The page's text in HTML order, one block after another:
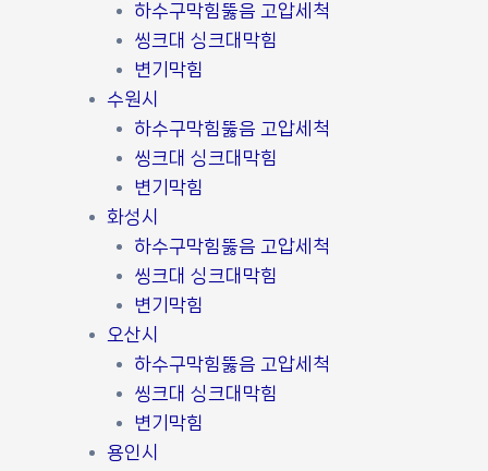
하수구막힘뚫음 고압세척
씽크대 싱크대막힘
변기막힘
수원시
하수구막힘뚫음 고압세척
씽크대 싱크대막힘
변기막힘
화성시
하수구막힘뚫음 고압세척
씽크대 싱크대막힘
변기막힘
오산시
하수구막힘뚫음 고압세척
씽크대 싱크대막힘
변기막힘
용인시